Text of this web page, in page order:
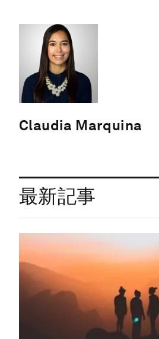
Claudia Marquina
最新記事